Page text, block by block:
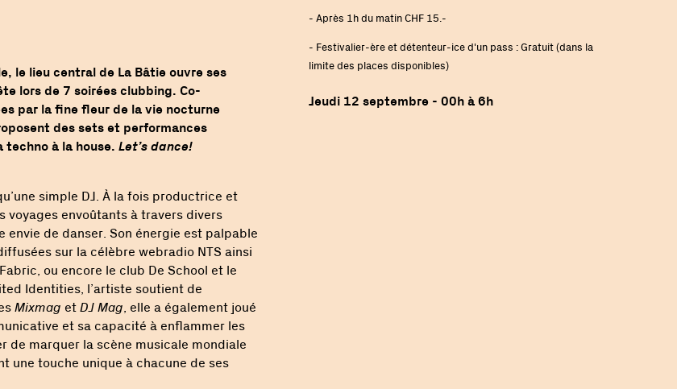
le lieu central de La Bâtie ouvre ses
lors de 7 soirées clubbing. Co-
par la fine fleur de la vie nocturne
des sets et performances
à la house. Let’s dance!
simple DJ. À la fois productrice et
voyages envoûtants à travers divers
de danser. Son énergie est palpable
sur la célèbre webradio NTS ainsi
ou encore le club De School et le
Identities, l’artiste soutient de
Mixmag et DJ Mag , elle a également joué
et sa capacité à enflammer les
de marquer la scène musicale mondiale
une touche unique à chacune de ses
- Après 1h du matin CHF 15.-
- Festivalier-ère et détenteur-ice d'un pass : Gratuit (dans la
limite des places disponibles)
Jeudi 12 septembre - 00h à 6h